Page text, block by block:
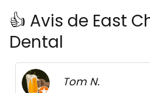
👍 Avis de East
Dental
Tom N.